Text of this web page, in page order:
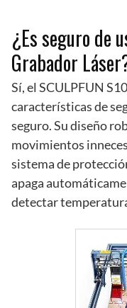
¿Es seguro de
Grabador
Sí, el SCULPFUN
características de
seguro. Su diseño
movimientos
sistema de
apaga
detectar